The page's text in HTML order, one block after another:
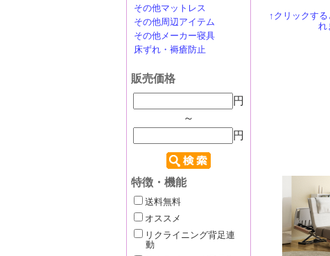
その他マットレス
その他周辺アイテム
その他メーカー寝具
床ずれ・褥瘡防止
販売価格
円
～
円
特徴・機能
送料無料
オススメ
リクライニング背足連
動
↑クリックす
れ